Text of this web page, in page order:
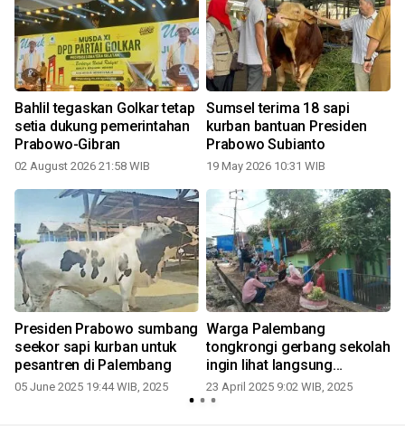
Bahlil tegaskan Golkar tetap
setia dukung pemerintahan
Prabowo-Gibran
02 August 2026 21:58 WIB
Sumsel terima 18 sapi
kurban bantuan Presiden
Prabowo Subianto
19 May 2026 10:31 WIB
Presiden Prabowo sumbang
seekor sapi kurban untuk
pesantren di Palembang
05 June 2025 19:44 WIB, 2025
Warga Palembang
tongkrongi gerbang sekolah
ingin lihat langsung
Prabowo
23 April 2025 9:02 WIB, 2025